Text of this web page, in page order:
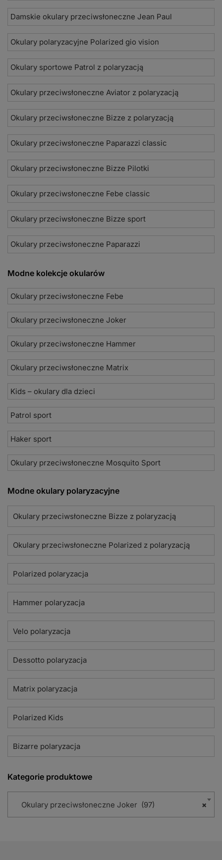
Damskie okulary przeciwsłoneczne Jean Paul
Okulary polaryzacyjne Polarized gio vision
Okulary sportowe Patrol z polaryzacją
Okulary przeciwsłoneczne Aviator z polaryzacją
Okulary przeciwsłoneczne Bizze z polaryzacją
Okulary przeciwsłoneczne Paparazzi classic
Okulary przeciwsłoneczne Bizze Pilotki
Okulary przeciwsłoneczne Febe classic
Okulary przeciwsłoneczne Bizze sport
Okulary przeciwsłoneczne Paparazzi
Modne kolekcje okularów
Okulary przeciwsłoneczne Febe
Okulary przeciwsłoneczne Joker
Okulary przeciwsłoneczne Hammer
Okulary przeciwsłoneczne Matrix
Kids – okulary dla dzieci
Patrol sport
Haker sport
Okulary przeciwsłoneczne Mosquito Sport
Modne okulary polaryzacyjne
Okulary przeciwsłoneczne Bizze z polaryzacją
Okulary przeciwsłoneczne Polarized z polaryzacją
Polarized polaryzacja
Hammer polaryzacja
Velo polaryzacja
Dessotto polaryzacja
Matrix polaryzacja
Polarized Kids
Bizarre polaryzacja
Kategorie produktowe
×
Okulary przeciwsłoneczne Joker (97)